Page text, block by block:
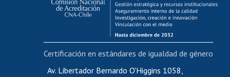
Funcionarias/os
Cursos internos de capacitación
Bienestar del personal
Portal de movilidad interna
Certificado de renta
Av. Libertador Bernardo O'Higgins 1058,
Certificación en estándares de igualdad de género